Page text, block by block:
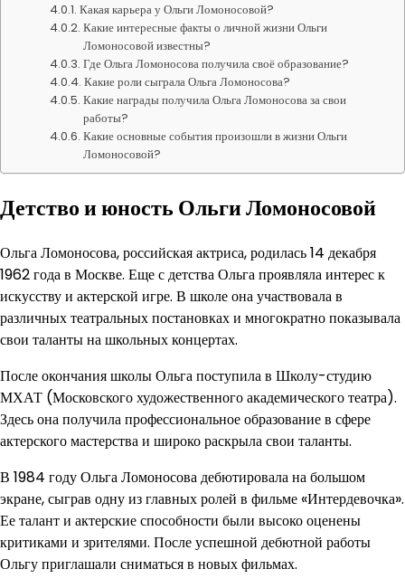
Какая карьера у Ольги Ломоносовой?
Какие интересные факты о личной жизни Ольги
Ломоносовой известны?
Где Ольга Ломоносова получила своё образование?
Какие роли сыграла Ольга Ломоносова?
Какие награды получила Ольга Ломоносова за свои
работы?
Какие основные события произошли в жизни Ольги
Ломоносовой?
Детство и юность Ольги Ломоносовой
Ольга Ломоносова, российская актриса, родилась 14 декабря
1962 года в Москве. Еще с детства Ольга проявляла интерес к
искусству и актерской игре. В школе она участвовала в
различных театральных постановках и многократно показывала
свои таланты на школьных концертах.
После окончания школы Ольга поступила в Школу-студию
МХАТ (Московского художественного академического театра).
Здесь она получила профессиональное образование в сфере
актерского мастерства и широко раскрыла свои таланты.
В 1984 году Ольга Ломоносова дебютировала на большом
экране, сыграв одну из главных ролей в фильме «Интердевочка».
Ее талант и актерские способности были высоко оценены
критиками и зрителями. После успешной дебютной работы
Ольгу приглашали сниматься в новых фильмах.